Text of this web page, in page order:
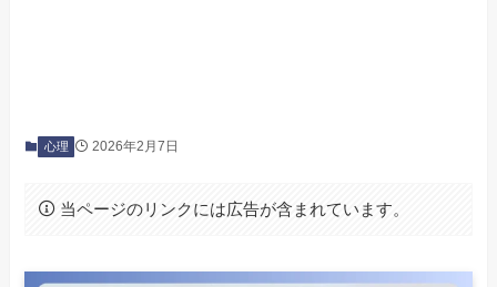
心理 2026年2月7日
当ページのリンクには広告が含まれています。